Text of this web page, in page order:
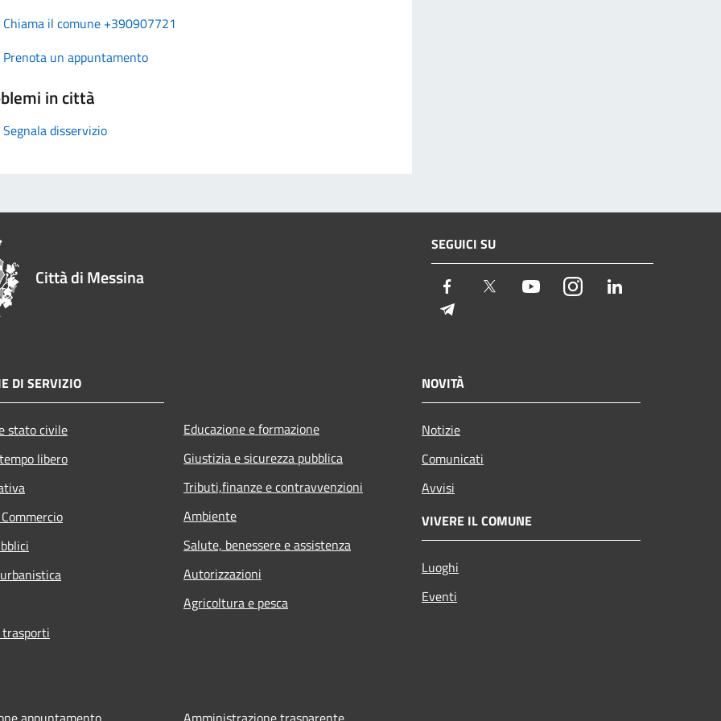
Chiama il comune +390907721
Prenota un appuntamento
in città
Segnala disservizio
Città di Messina
SEGUICI SU
Facebook Twitter YoutubeInstagram
DI SERVIZIO
stato civile
libero
Educazione e formazione
Giustizia e sicurezza pubblica
Tributi,finanze e contravvenzioni
Ambiente
Salute, benessere e assistenza
Autorizzazioni
Agricoltura e pesca
NOVITÀ
Notizie
Comunicati
Avvisi
VIVERE IL COMUNE
Luoghi
Eventi